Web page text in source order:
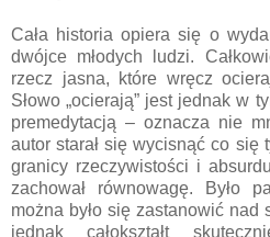
Cała historia opiera się o
dwójce młodych ludzi.
rzecz jasna, które wręcz
Słowo „ocierają” jest jednak w
premedytacją – oznacza nie
autor starał się wycisnąć co się
granicy rzeczywistości i
zachował równowagę. Było
można było się zastanowić nad
jednak całokształt